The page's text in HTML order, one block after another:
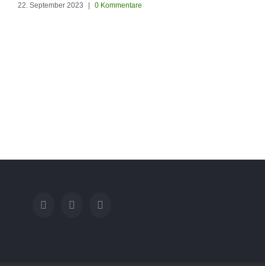
22. September 2023 0 Kommentare